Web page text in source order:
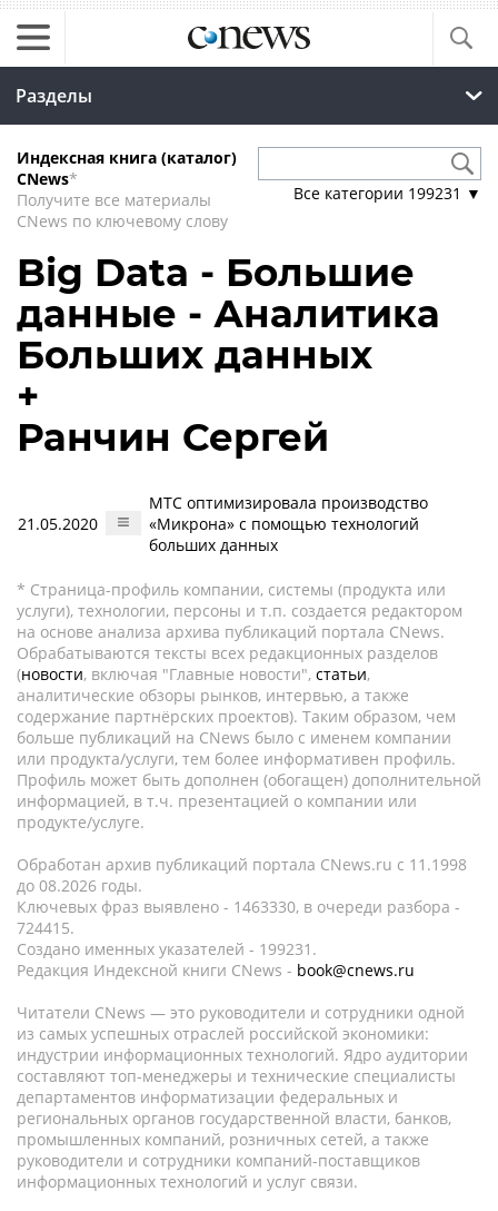
Разделы
Индексная книга (каталог)
CNews*
Получите все материалы
CNews по ключевому слову
Все категории 199231 ▼
Big Data - Большие
данные - Аналитика
Больших данных
+
Ранчин Сергей
21.05.2020
МТС оптимизировала производство
«Микрона» с помощью технологий
больших данных
* Страница-профиль компании, системы (продукта или
услуги), технологии, персоны и т.п. создается редактором
на основе анализа архива публикаций портала CNews.
Обрабатываются тексты всех редакционных разделов
(новости, включая "Главные новости", статьи,
аналитические обзоры рынков, интервью, а также
содержание партнёрских проектов). Таким образом, чем
больше публикаций на CNews было с именем компании
или продукта/услуги, тем более информативен профиль.
Профиль может быть дополнен (обогащен) дополнительной
информацией, в т.ч. презентацией о компании или
продукте/услуге.
Обработан архив публикаций портала CNews.ru c 11.1998
до 08.2026 годы.
Ключевых фраз выявлено - 1463330, в очереди разбора -
724415.
Создано именных указателей - 199231.
Редакция Индексной книги CNews - book@cnews.ru
Читатели CNews — это руководители и сотрудники одной
из самых успешных отраслей российской экономики:
индустрии информационных технологий. Ядро аудитории
составляют топ-менеджеры и технические специалисты
департаментов информатизации федеральных и
региональных органов государственной власти, банков,
промышленных компаний, розничных сетей, а также
руководители и сотрудники компаний-поставщиков
информационных технологий и услуг связи.